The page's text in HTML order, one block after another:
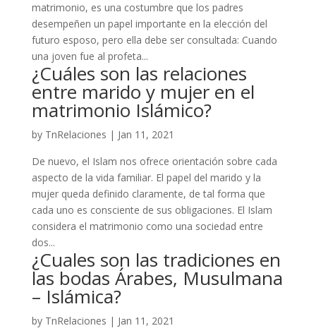
matrimonio, es una costumbre que los padres
desempeñen un papel importante en la elección del
futuro esposo, pero ella debe ser consultada: Cuando
una joven fue al profeta...
¿Cuáles son las relaciones
entre marido y mujer en el
matrimonio Islámico?
by TnRelaciones | Jan 11, 2021
De nuevo, el Islam nos ofrece orientación sobre cada
aspecto de la vida familiar. El papel del marido y la
mujer queda definido claramente, de tal forma que
cada uno es consciente de sus obligaciones. El Islam
considera el matrimonio como una sociedad entre
dos...
¿Cuales son las tradiciones en
las bodas Árabes, Musulmana
– Islámica?
by TnRelaciones | Jan 11, 2021